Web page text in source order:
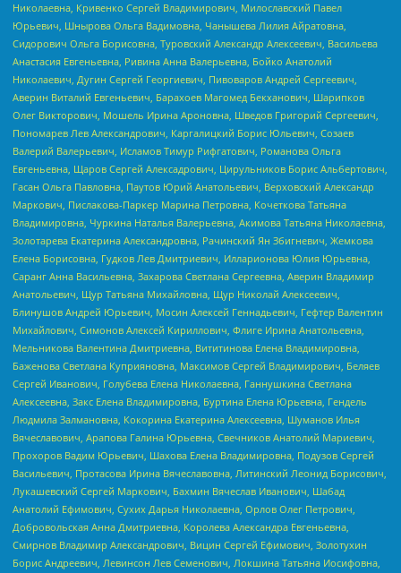
Николаевна, Кривенко Сергей Владимирович, Милославский Павел
Юрьевич, Шнырова Ольга Вадимовна, Чанышева Лилия Айратовна,
Сидорович Ольга Борисовна, Туровский Александр Алексеевич, Васильева
Анастасия Евгеньевна, Ривина Анна Валерьевна, Бойко Анатолий
Николаевич, Дугин Сергей Георгиевич, Пивоваров Андрей Сергеевич,
Аверин Виталий Евгеньевич, Барахоев Магомед Бекханович, Шарипков
Олег Викторович, Мошель Ирина Ароновна, Шведов Григорий Сергеевич,
Пономарев Лев Александрович, Каргалицкий Борис Юльевич, Созаев
Валерий Валерьевич, Исламов Тимур Рифгатович, Романова Ольга
Евгеньевна, Щаров Сергей Алексадрович, Цирульников Борис Альбертович,
Гасан Ольга Павловна, Паутов Юрий Анатольевич, Верховский Александр
Маркович, Пислакова-Паркер Марина Петровна, Кочеткова Татьяна
Владимировна, Чуркина Наталья Валерьевна, Акимова Татьяна Николаевна,
Золотарева Екатерина Александровна, Рачинский Ян Збигневич, Жемкова
Елена Борисовна, Гудков Лев Дмитриевич, Илларионова Юлия Юрьевна,
Саранг Анна Васильевна, Захарова Светлана Сергеевна, Аверин Владимир
Анатольевич, Щур Татьяна Михайловна, Щур Николай Алексеевич,
Блинушов Андрей Юрьевич, Мосин Алексей Геннадьевич, Гефтер Валентин
Михайлович, Симонов Алексей Кириллович, Флиге Ирина Анатольевна,
Мельникова Валентина Дмитриевна, Вититинова Елена Владимировна,
Баженова Светлана Куприяновна, Максимов Сергей Владимирович, Беляев
Сергей Иванович, Голубева Елена Николаевна, Ганнушкина Светлана
Алексеевна, Закс Елена Владимировна, Буртина Елена Юрьевна, Гендель
Людмила Залмановна, Кокорина Екатерина Алексеевна, Шуманов Илья
Вячеславович, Арапова Галина Юрьевна, Свечников Анатолий Мариевич,
Прохоров Вадим Юрьевич, Шахова Елена Владимировна, Подузов Сергей
Васильевич, Протасова Ирина Вячеславовна, Литинский Леонид Борисович,
Лукашевский Сергей Маркович, Бахмин Вячеслав Иванович, Шабад
Анатолий Ефимович, Сухих Дарья Николаевна, Орлов Олег Петрович,
Добровольская Анна Дмитриевна, Королева Александра Евгеньевна,
Смирнов Владимир Александрович, Вицин Сергей Ефимович, Золотухин
Борис Андреевич, Левинсон Лев Семенович, Локшина Татьяна Иосифовна,